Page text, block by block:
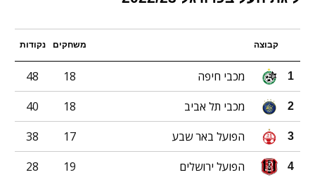
קבוצה משחקים נקודות
1 מכבי חיפה 18
48
2 מכבי תל אביב 18
40
3 הפועל באר שבע 17
38
4 הפועל ירושלים 19
28